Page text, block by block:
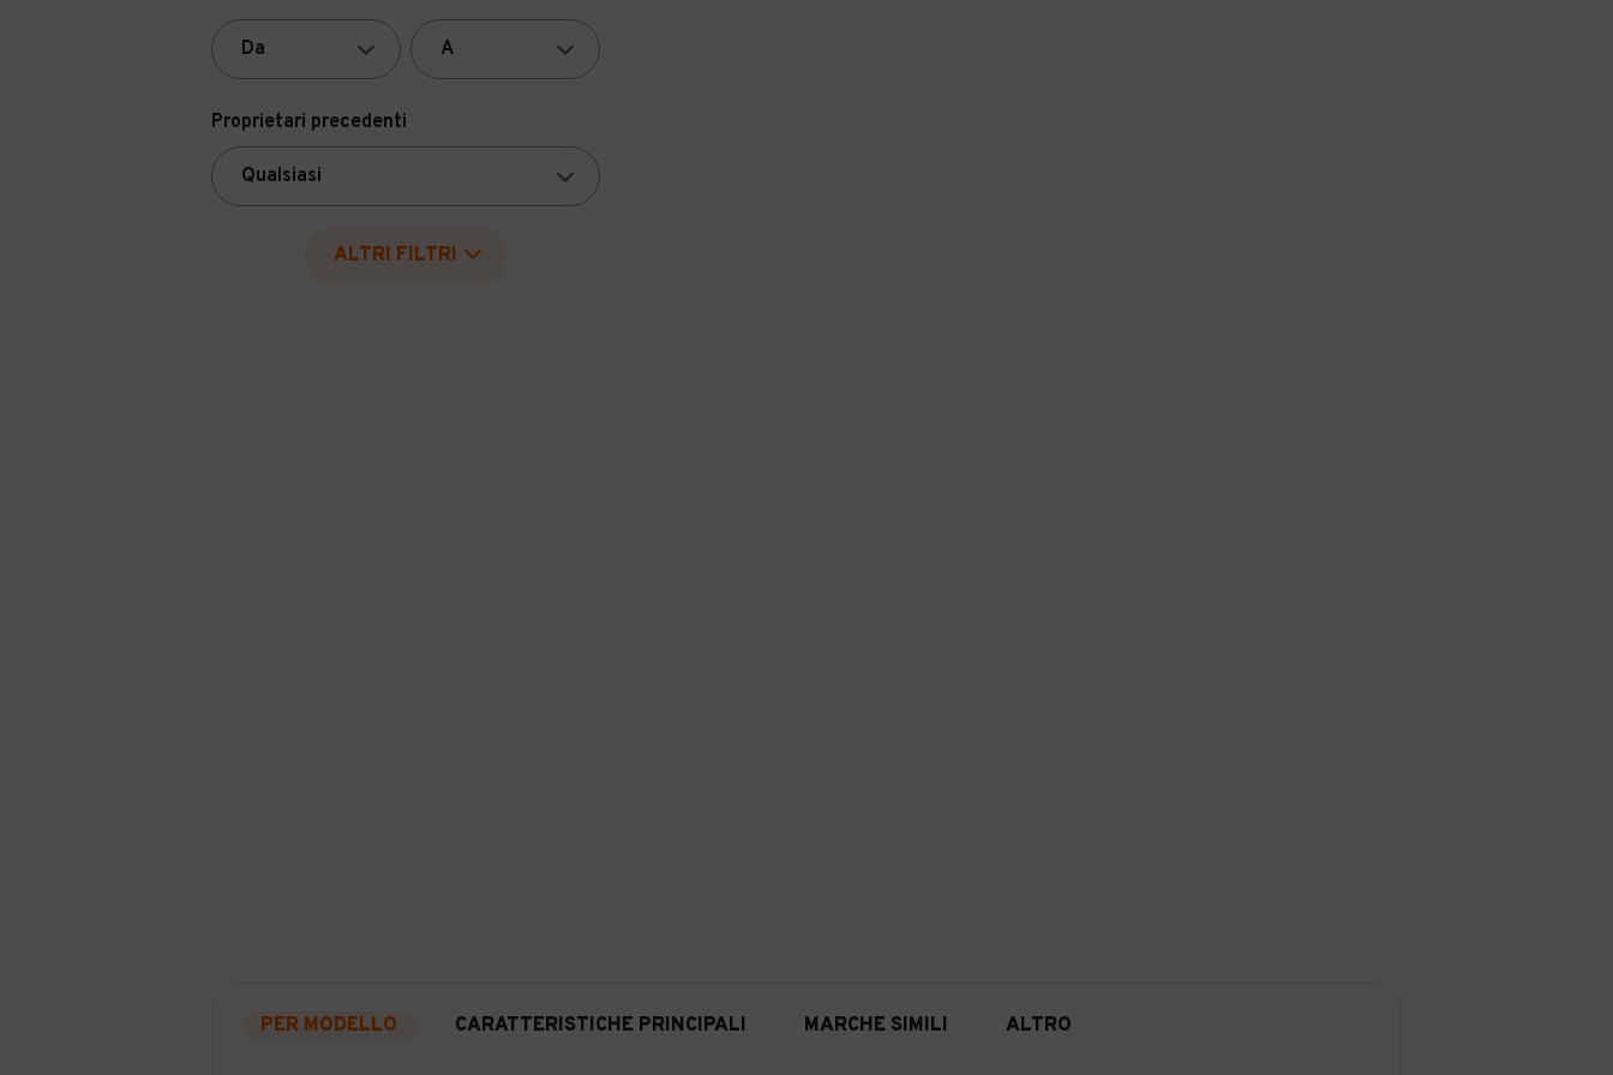
Proprietari precedenti
ALTRI FILTRI
PER MODELLO CARATTERISTICHE PRINCIPALI MARCHE SIMILI ALTRO